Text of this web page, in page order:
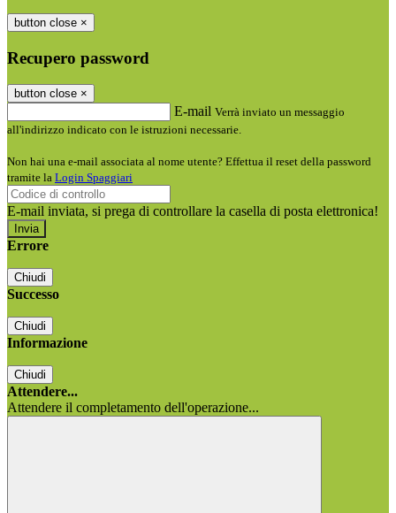
button close ×
Recupero password
button close ×
E-mail Verrà inviato un messaggio
all'indirizzo indicato con le istruzioni necessarie.
Non hai una e-mail associata al nome utente? Effettua il reset della password
tramite la Login Spaggiari
E-mail inviata, si prega di controllare la casella di posta elettronica!
Errore
Chiudi
Successo
Chiudi
Informazione
Chiudi
Attendere...
Attendere il completamento dell'operazione...